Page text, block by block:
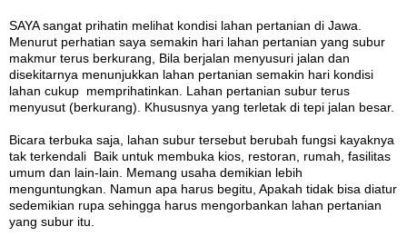
SAYA sangat prihatin melihat kondisi lahan pertanian di Jawa.
Menurut perhatian saya semakin hari lahan pertanian yang subur
makmur terus berkurang, Bila berjalan menyusuri jalan dan
disekitarnya menunjukkan lahan pertanian semakin hari kondisi
lahan cukup memprihatinkan. Lahan pertanian subur terus
menyusut (berkurang). Khususnya yang terletak di tepi jalan besar.
Bicara terbuka saja, lahan subur tersebut berubah fungsi kayaknya
tak terkendali Baik untuk membuka kios, restoran, rumah, fasilitas
umum dan lain-lain. Memang usaha demikian lebih
menguntungkan. Namun apa harus begitu, Apakah tidak bisa diatur
sedemikian rupa sehingga harus mengorbankan lahan pertanian
yang subur itu.